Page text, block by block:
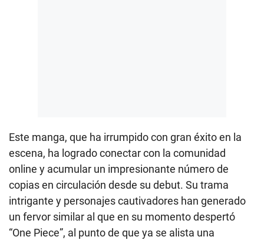
Este manga, que ha irrumpido con gran éxito en la
escena, ha logrado conectar con la comunidad
online y acumular un impresionante número de
copias en circulación desde su debut. Su trama
intrigante y personajes cautivadores han generado
un fervor similar al que en su momento despertó
“One Piece”, al punto de que ya se alista una